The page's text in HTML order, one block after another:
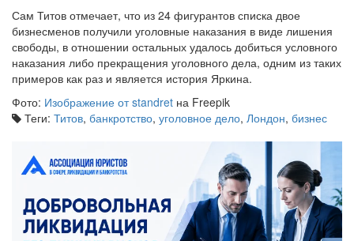
Сам Титов отмечает, что из 24 фигурантов списка двое
бизнесменов получили уголовные наказания в виде лишения
свободы, в отношении остальных удалось добиться условного
наказания либо прекращения уголовного дела, одним из таких
примеров как раз и является история Яркина.
Фото: Изображение от standret на Freepik
Теги: Титов, банкротство, уголовное дело, Лондон, бизнес